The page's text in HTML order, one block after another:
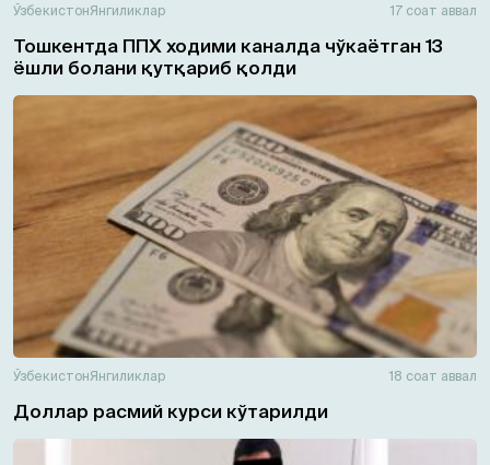
ЎзбекистонЯнгиликлар 17 соат аввал
Тошкентда ППХ ходими каналда чўкаётган 13
ёшли болани қутқариб қолди
ЎзбекистонЯнгиликлар 18 соат аввал
Доллар расмий курси кўтарилди